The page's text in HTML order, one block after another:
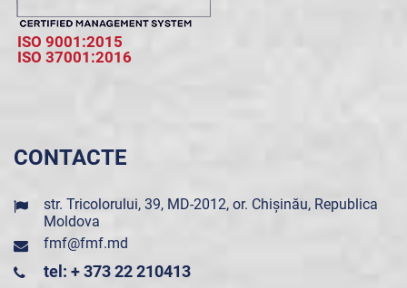
ISO 9001:2015
ISO 37001:2016
CONTACTE
str. Tricolorului, 39, MD-2012, or. Chișinău, Republica
Moldova
fmf@fmf.md
tel: + 373 22 210413